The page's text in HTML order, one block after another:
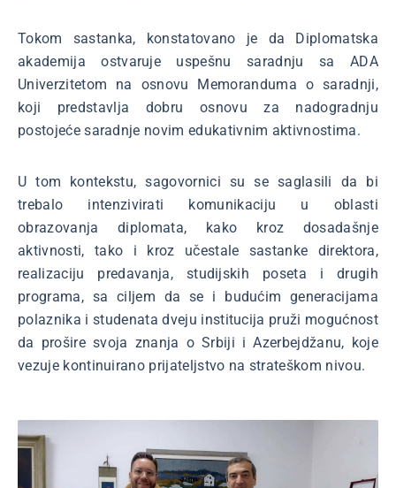
Tokom sastanka, konstatovano je da Diplomatska
akademija ostvaruje uspešnu saradnju sa ADA
Univerzitetom na osnovu Memoranduma o saradnji,
koji predstavlja dobru osnovu za nadogradnju
postojeće saradnje novim edukativnim aktivnostima.
U tom kontekstu, sagovornici su se saglasili da bi
trebalo intenzivirati komunikaciju u oblasti
obrazovanja diplomata, kako kroz dosadašnje
aktivnosti, tako i kroz učestale sastanke direktora,
realizaciju predavanja, studijskih poseta i drugih
programa, sa ciljem da se i budućim generacijama
polaznika i studenata dveju institucija pruži mogućnost
da prošire svoja znanja o Srbiji i Azerbejdžanu, koje
vezuje kontinuirano prijateljstvo na strateškom nivou.